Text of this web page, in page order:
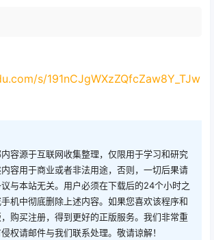
s/191nCJgWXzZQfcZaw8Y_TJw
容源于互联网收集整理，仅限用于学习和研究
容用于商业或者非法用途，否则，一切后果请
与本站无关。用户必须在下载后的24个小时之
机中彻底删除上述内容。如果您喜欢该程序和
购买注册，得到更好的正版服务。我们非常重
权请邮件与我们联系处理。敬请谅解！